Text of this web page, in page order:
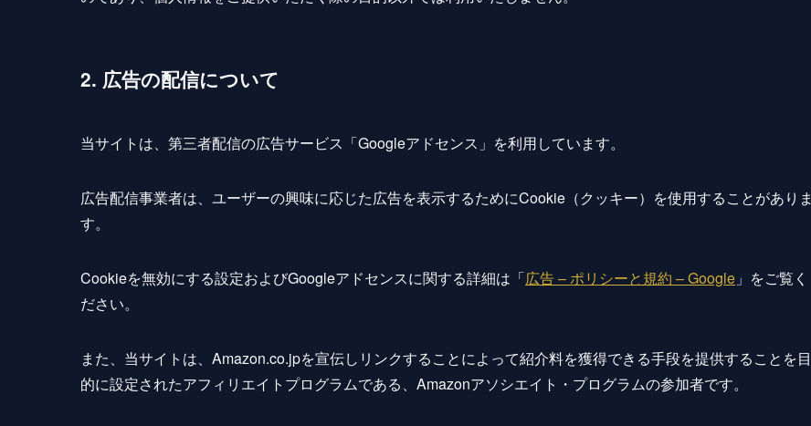
2. 広告の配信について
当サイトは、第三者配信の広告サービス「Googleアドセンス」を利用しています。
広告配信事業者は、ユーザーの興味に応じた広告を表示するためにCookie（クッキー）を使用することがありま
す。
Cookieを無効にする設定およびGoogleアドセンスに関する詳細は「広告 – ポリシーと規約 – Google 」をご覧く
ださい。
また、当サイトは、Amazon.co.jpを宣伝しリンクすることによって紹介料を獲得できる手段を提供することを目
的に設定されたアフィリエイトプログラムである、Amazonアソシエイト・プログラムの参加者です。